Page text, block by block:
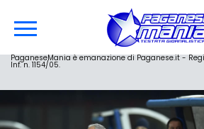
PaganeseMania è emanazione di Paganese.it -
Inf. n. 1154/05.